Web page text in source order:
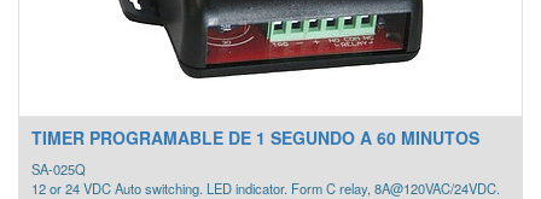
TIMER PROGRAMABLE DE 1 SEGUNDO A 60 MINUTOS
SA-025Q
12 or 24 VDC Auto switching. LED indicator. Form C relay, 8A@120VAC/24VDC.